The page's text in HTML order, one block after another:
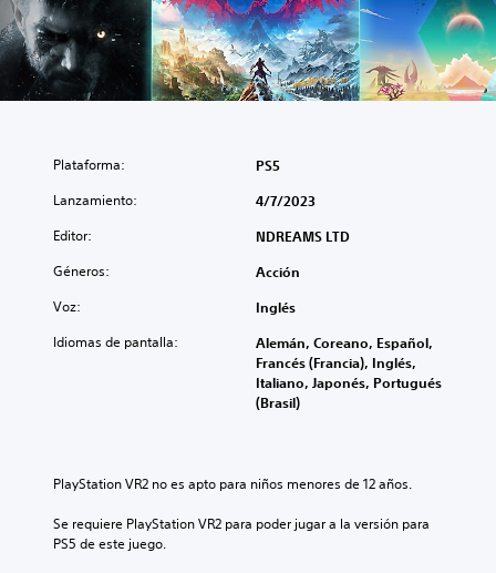
Plataforma: PS5
Lanzamiento: 4/7/2023
Editor: NDREAMS LTD
Géneros: Acción
Voz: Inglés
Idiomas de pantalla:
Alemán, Coreano, Español,
Francés (Francia), Inglés,
Italiano, Japonés, Portugués
(Brasil)
PlayStation VR2 no es apto para niños menores de 12 años.
Se requiere PlayStation VR2 para poder jugar a la versión para
PS5 de este juego.